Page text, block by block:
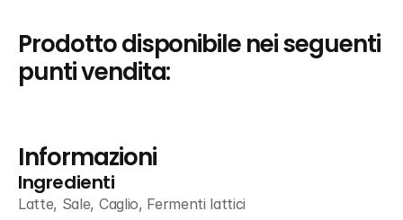
Prodotto disponibile nei seguenti
punti vendita:
Informazioni
Ingredienti
Latte, Sale, Caglio, Fermenti lattici